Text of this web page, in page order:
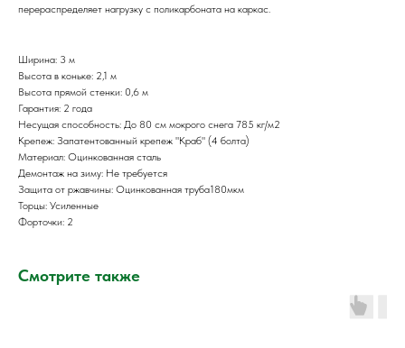
перераспределяет нагрузку с поликарбоната на каркас.
Ширина: 3 м
Высота в коньке: 2,1 м
Высота прямой стенки: 0,6 м
Гарантия: 2 года
Несущая способность: До 80 см мокрого снега 785 кг/м2
Крепеж: Запатентованный крепеж "Краб" (4 болта)
Материал: Оцинкованная сталь
Демонтаж на зиму: Не требуется
Защита от ржавчины: Оцинкованная труба180мкм
Торцы: Усиленные
Форточки: 2
Смотрите также